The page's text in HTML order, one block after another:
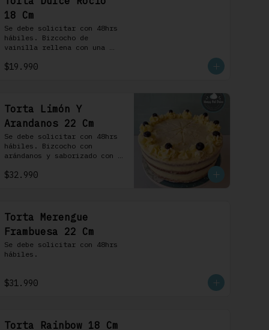
18 Cm
Se debe solicitar con 48hrs
hábiles. Bizcocho de
vainilla rellena con una
saborizada con dulce de
$19.990
Torta Limón Y
Arandanos 22 Cm
Se debe solicitar con 48hrs
hábiles. Bizcocho con
arándanos y saborizado con
mermelada de frutos rojos y
$32.990
Torta Merengue
Frambuesa 22 Cm
Se debe solicitar con 48hrs
hábiles.
$31.990
Torta Rainbow 18 Cm